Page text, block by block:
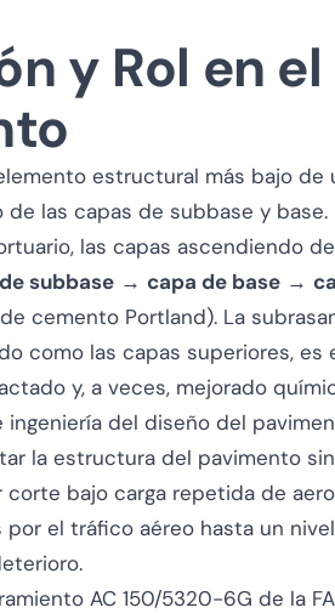
y Rol en
estructural más bajo
las capas de subbase y
las capas ascendiendo
subbase → capa de base →
cemento Portland). La
como las capas superiores,
y, a veces, mejorado
del diseño del
la estructura del pavimento
bajo carga repetida de
el tráfico aéreo hasta un
AC 150/5320-6G de la